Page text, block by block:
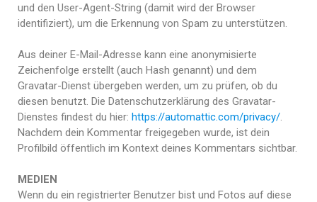
und den User-Agent-String (damit wird der Browser
identifiziert), um die Erkennung von Spam zu unterstützen.
Aus deiner E-Mail-Adresse kann eine anonymisierte
Zeichenfolge erstellt (auch Hash genannt) und dem
Gravatar-Dienst übergeben werden, um zu prüfen, ob du
diesen benutzt. Die Datenschutzerklärung des Gravatar-
Dienstes findest du hier: https://automattic.com/privacy/.
Nachdem dein Kommentar freigegeben wurde, ist dein
Profilbild öffentlich im Kontext deines Kommentars sichtbar.
MEDIEN
Wenn du ein registrierter Benutzer bist und Fotos auf diese